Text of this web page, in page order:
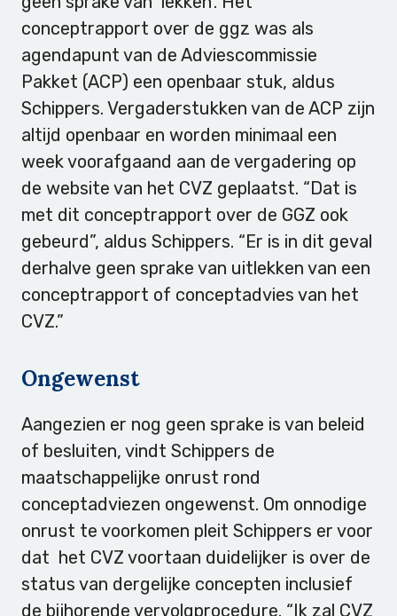
conceptrapport over de ggz was als
agendapunt van de Adviescommissie
Pakket (ACP) een openbaar stuk, aldus
Schippers. Vergaderstukken van de ACP zijn
altijd openbaar en worden minimaal een
week voorafgaand aan de vergadering op
de website van het CVZ geplaatst. “Dat is
met dit conceptrapport over de GGZ ook
gebeurd”, aldus Schippers. “Er is in dit geval
derhalve geen sprake van uitlekken van een
conceptrapport of conceptadvies van het
CVZ.”
Ongewenst
Aangezien er nog geen sprake is van beleid
of besluiten, vindt Schippers de
maatschappelijke onrust rond
conceptadviezen ongewenst. Om onnodige
onrust te voorkomen pleit Schippers er voor
dat het CVZ voortaan duidelijker is over de
status van dergelijke concepten inclusief
de bijhorende vervolgprocedure. “Ik zal CVZ